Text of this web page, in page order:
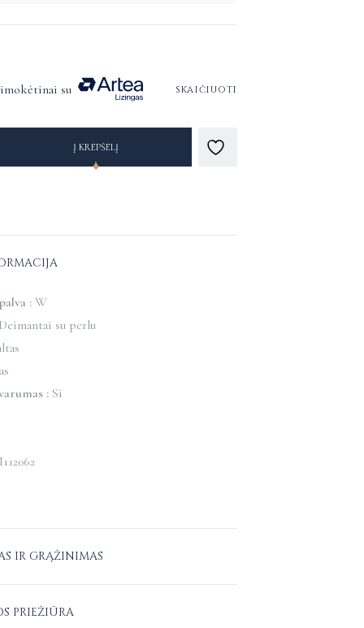
su skaičiuoti
Į KREPŠELĮ
: W
Deimantai su perlu
: Si
IR GRĄŽINIMAS
PRIEŽIŪRA